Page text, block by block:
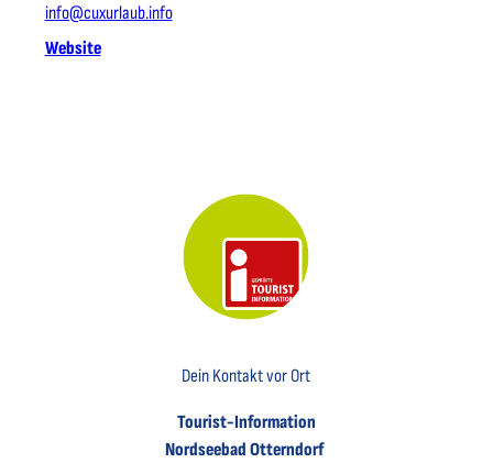
info@cuxurlaub.info
Website
Dein Kontakt vor Ort
Tourist-Information
Nordseebad Otterndorf